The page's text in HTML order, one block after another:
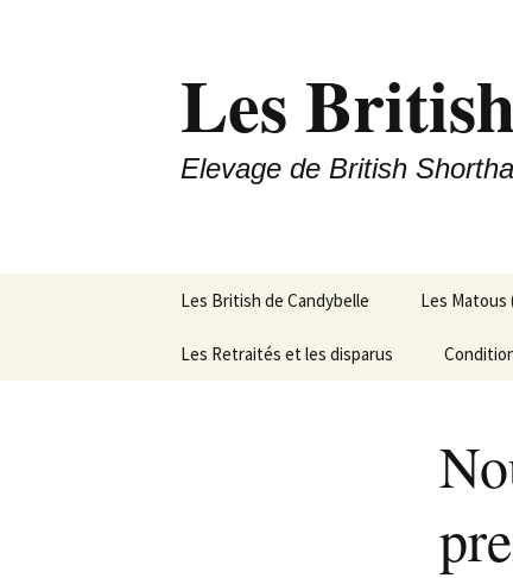
Les
Elevage de British
contenu
Les British de Candybelle Les Matous
Les Retraités et les disparus